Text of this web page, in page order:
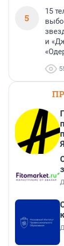
5
15
и